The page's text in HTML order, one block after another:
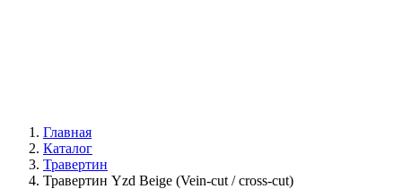
Главная
Каталог
Травертин
Травертин Yzd Beige (Vein-cut / cross-cut)